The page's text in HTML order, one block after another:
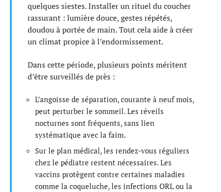
quelques siestes. Installer un rituel du coucher
rassurant : lumière douce, gestes répétés,
doudou à portée de main. Tout cela aide à créer
un climat propice à l’endormissement.
Dans cette période, plusieurs points méritent
d’être surveillés de près :
L’angoisse de séparation, courante à neuf mois,
peut perturber le sommeil. Les réveils
nocturnes sont fréquents, sans lien
systématique avec la faim.
Sur le plan médical, les rendez-vous réguliers
chez le pédiatre restent nécessaires. Les
vaccins protègent contre certaines maladies
comme la coqueluche, les infections ORL ou la